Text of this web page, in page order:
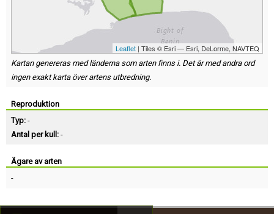
Leaflet | Tiles © Esri — Esri, DeLorme, NAVTEQ
Kartan genereras med länderna som arten finns i. Det är med andra ord
ingen exakt karta över artens utbredning.
Reproduktion
Typ: -
Antal per kull: -
Ägare av arten
-